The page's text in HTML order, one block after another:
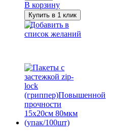
Пакеты
с
застежкой
zip-
lock
18x25см
80мкм
(упак/100шт)
В корзину
Купить в 1 клик
Добавить в
список желаний